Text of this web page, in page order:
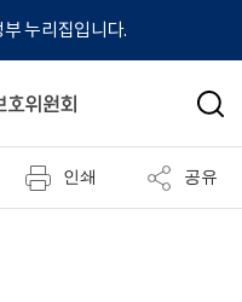
누리집입니다.
검
인쇄 공유